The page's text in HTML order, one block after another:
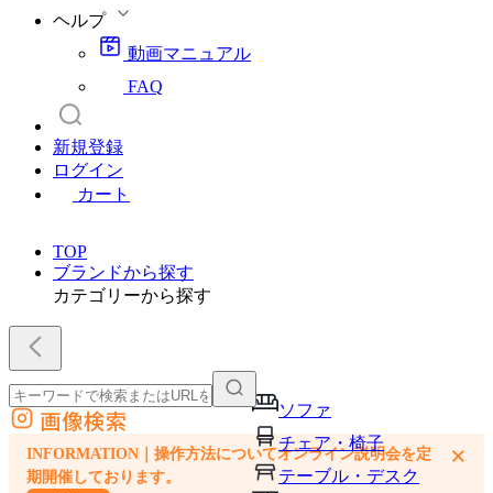
ヘルプ
動画マニュアル
FAQ
新規登録
ログイン
カート
TOP
ブランドから探す
カテゴリーから探す
ソファ
チェア・椅子
テーブル・デスク
外部サイトの商品をカートに追加
他のサイトで見つけた商品ページのURLを貼り付けて、カートに追加できます
画像検索
INFORMATION｜操作方法についてオンライン説明会を定
期開催しております。
×